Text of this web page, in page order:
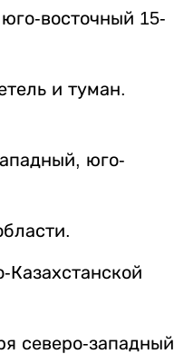
восточный 15-
и туман.
юго-
северо-западный